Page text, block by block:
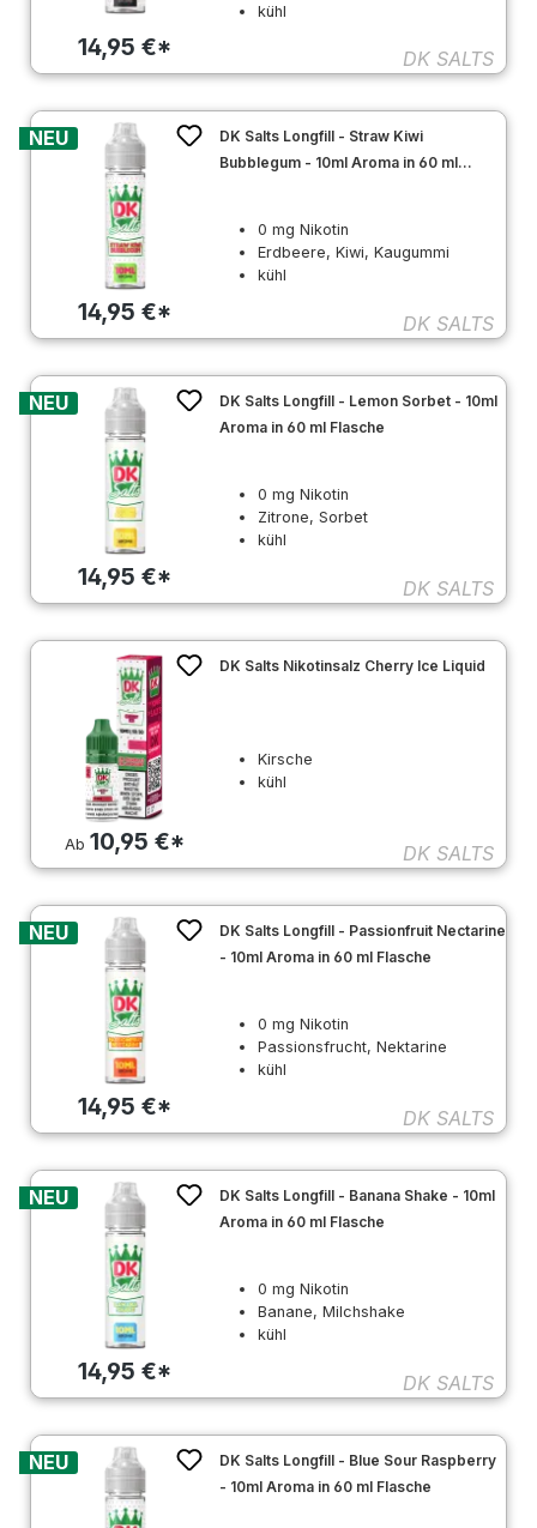
14,95 €*
kühl
DK SALTS
NEU
14,95 €*
DK Salts Longfill - Straw Kiwi
Bubblegum - 10ml Aroma in 60 ml
0 mg Nikotin
Erdbeere, Kiwi, Kaugummi
kühl
DK SALTS
NEU
14,95 €*
DK Salts Longfill - Lemon Sorbet - 10ml
Aroma in 60 ml Flasche
0 mg Nikotin
Zitrone, Sorbet
kühl
DK SALTS
Ab10,95 €*
DK Salts Nikotinsalz Cherry Ice Liquid
Kirsche
kühl
DK SALTS
NEU
14,95 €*
DK Salts Longfill - Passionfruit Nectarine
- 10ml Aroma in 60 ml Flasche
0 mg Nikotin
Passionsfrucht, Nektarine
kühl
DK SALTS
NEU
14,95 €*
DK Salts Longfill - Banana Shake - 10ml
Aroma in 60 ml Flasche
0 mg Nikotin
Banane, Milchshake
kühl
DK SALTS
NEU
DK Salts Longfill - Blue Sour Raspberry
- 10ml Aroma in 60 ml Flasche